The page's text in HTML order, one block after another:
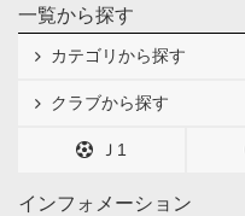
一覧から探す
カテゴリから探す
クラブから探す
Ｊ1
インフォメーション